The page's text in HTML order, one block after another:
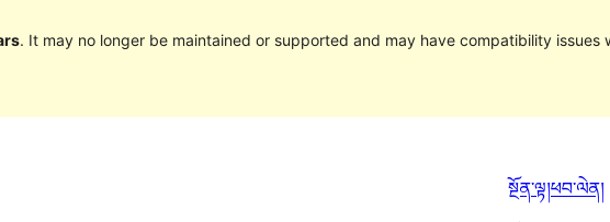
. It may no longer be maintained or supported and may have compatibility issues
སྔོན་ལྟ།ཕབ་ལེན།